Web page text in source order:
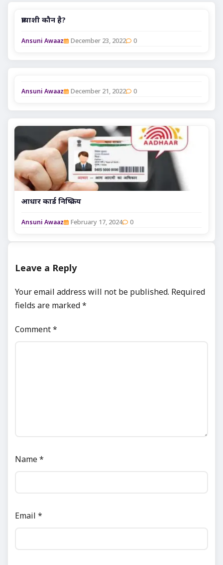
प्रत्याशी कौन है?
Ansuni Awaaz December 23, 2022 0
Ansuni Awaaz December 21, 2022 0
आधार कार्ड निष्क्रिय
Ansuni Awaaz February 17, 2024 0
Leave a Reply
Your email address will not be published. Required
fields are marked*
Comment*
Name*
Email *